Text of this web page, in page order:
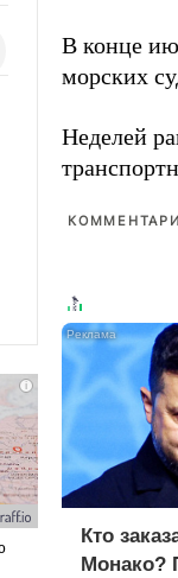
В конце
морских
Неделей
Кто
Монако?